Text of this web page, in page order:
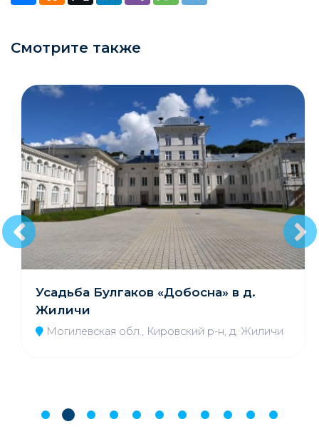
Смотрите также
Усадьба Булгаков «Добосна» в д.
Жиличи
Могилевская обл., Кировский р-н, д. Жиличи